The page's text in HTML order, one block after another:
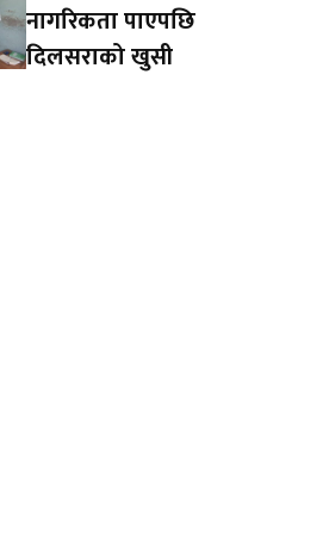
नागरिकता पाएपछि
दिलसराको खुसी